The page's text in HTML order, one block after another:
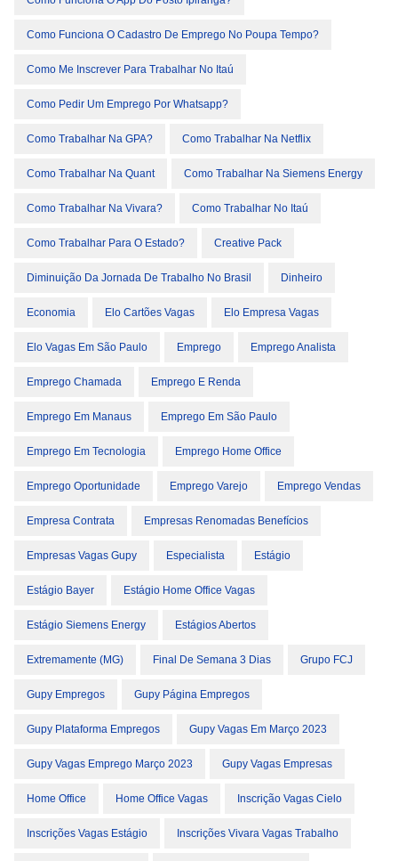
Como Funciona O Cadastro De Emprego No Poupa Tempo?
Como Me Inscrever Para Trabalhar No Itaú
Como Pedir Um Emprego Por Whatsapp?
Como Trabalhar Na GPA? Como Trabalhar Na Netflix
Como Trabalhar Na Quant Como Trabalhar Na Siemens Energy
Como Trabalhar Na Vivara? Como Trabalhar No Itaú
Como Trabalhar Para O Estado? Creative Pack
Diminuição Da Jornada De Trabalho No Brasil Dinheiro
Economia Elo Cartões Vagas Elo Empresa Vagas
Elo Vagas Em São Paulo Emprego Emprego Analista
Emprego Chamada Emprego E Renda
Emprego Em Manaus Emprego Em São Paulo
Emprego Em Tecnologia Emprego Home Office
Emprego Oportunidade Emprego Varejo Emprego Vendas
Empresa Contrata Empresas Renomadas Benefícios
Empresas Vagas Gupy Especialista Estágio
Estágio Bayer Estágio Home Office Vagas
Estágio Siemens Energy Estágios Abertos
Extremamente (MG) Final De Semana 3 Dias Grupo FCJ
Gupy Empregos Gupy Página Empregos
Gupy Plataforma Empregos Gupy Vagas Em Março 2023
Gupy Vagas Emprego Março 2023 Gupy Vagas Empresas
Home Office Home Office Vagas Inscrição Vagas Cielo
Inscrições Vagas Estágio Inscrições Vivara Vagas Trabalho